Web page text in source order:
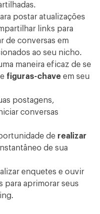
postar atualizações
links para
de conversas em
ao seu nicho.
maneira eficaz de se
figuras-chave em seu
postagens,
conversas
de realizar
de sua
enquetes e ouvir
para aprimorar seus